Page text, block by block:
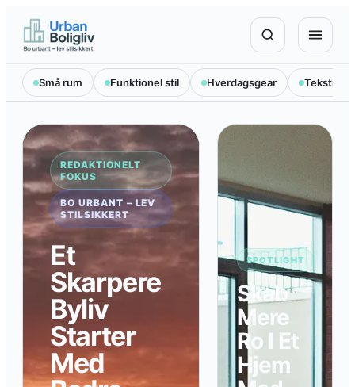
Spring
indhold
Små rum Funktionel stil Hverdagsgear
REDAKTIONELT
FOKUS
BO URBANT – LEV
STILSIKKERT
Et
Skarpere
Byliv
Starter
Med
SPOTLIGHT
Skab
Mere
Ro I Et
Hjem